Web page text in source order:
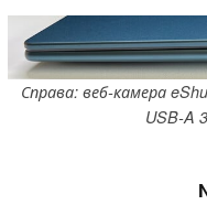
Справа: веб-камера
USB-A